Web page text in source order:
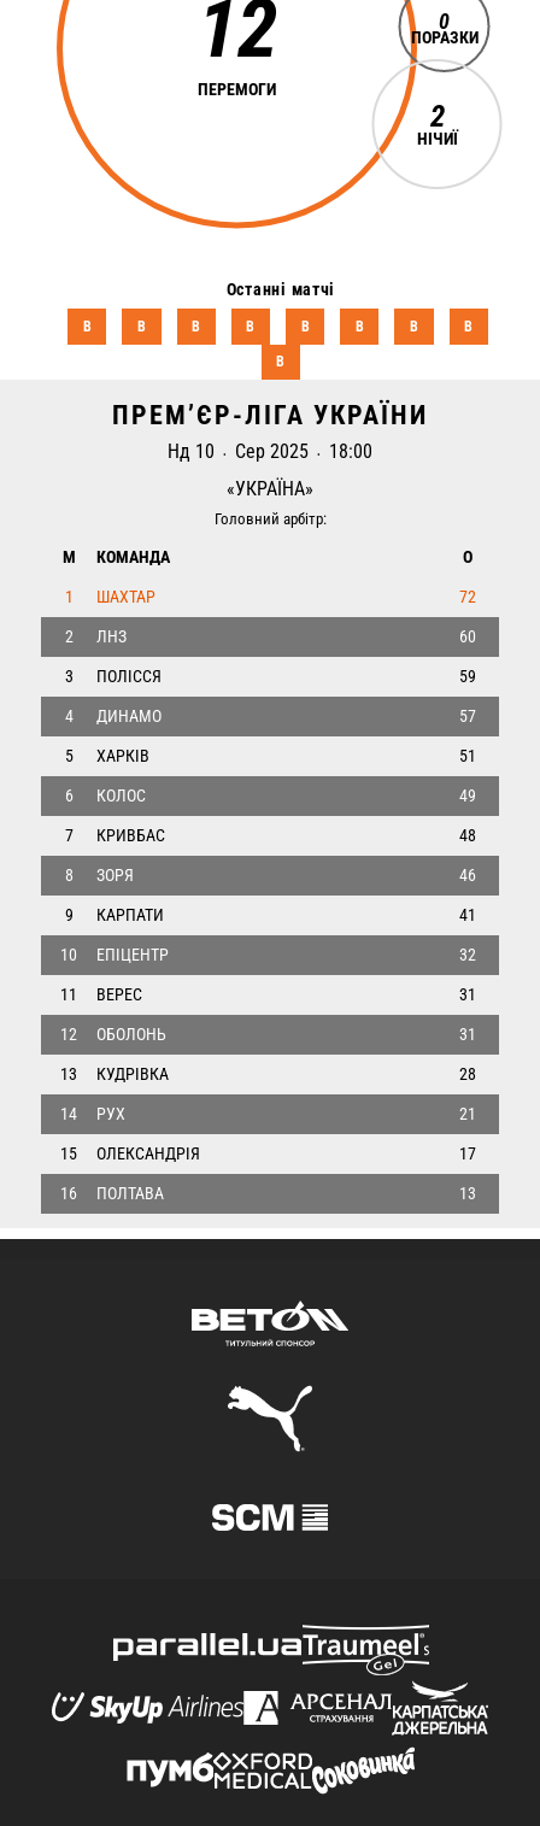
12
ПЕРЕМОГИ
0
ПОРАЗКИ
2
НІЧИЇ
Останні матчі
В В В В В В В В
В
ПРЕМ’ЄР-ЛІГА УКРАЇНИ
Нд 10 • Сер 2025 •
18:00
«УКРАЇНА»
Головний арбітр:
М КОМАНДА
О
1
ШАХТАР
72
2
ЛНЗ
60
3
ПОЛІССЯ
59
4
ДИНАМО
57
5
ХАРКІВ
51
6
КОЛОС
49
7
КРИВБАС
48
8
ЗОРЯ
46
9
КАРПАТИ
41
10
ЕПІЦЕНТР
32
11
ВЕРЕС
31
12
ОБОЛОНЬ
31
13
КУДРІВКА
28
14
РУХ
21
15
ОЛЕКСАНДРІЯ
17
16
ПОЛТАВА 13